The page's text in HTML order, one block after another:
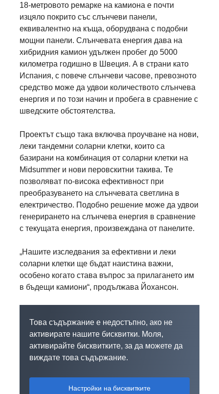
18-метровото ремарке на камиона е почти
изцяло покрито със слънчеви панели,
еквивалентно на къща, оборудвана с подобни
мощни панели. Слънчевата енергия дава на
хибридния камион удължен пробег до 5000
километра годишно в Швеция. А в страни като
Испания, с повече слънчеви часове, превозното
средство може да удвои количеството слънчева
енергия и по този начин и пробега в сравнение с
шведските обстоятелства.
Проектът също така включва проучване на нови,
леки тандемни соларни клетки, които са
базирани на комбинация от соларни клетки на
Midsummer и нови перовскитни такива. Те
позволяват по-висока ефективност при
преобразуването на слънчевата светлина в
електричество. Подобно решение може да удвои
генерирането на слънчева енергия в сравнение
с текущата енергия, произвеждана от панелите.
„Нашите изследвания за ефективни и леки
соларни клетки ще бъдат наистина важни,
особено когато става въпрос за прилагането им
в бъдещи камиони“, продължава Йохансон.
Това съдържание е недостъпно, ако не
активирате нашите бисквитки. Моля,
активирайте бисквитките, за да можете да
виждате това съдържание.
Настройки на бисквитките